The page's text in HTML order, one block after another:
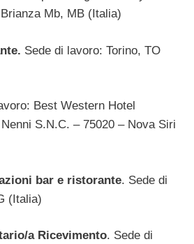
Mb, MB (Italia)
Sede di lavoro: Torino, TO
Best Western Hotel
S.N.C. – 75020 – Nova Siri
bar e ristorante. Sede di
(Italia)
a Ricevimento. Sede di